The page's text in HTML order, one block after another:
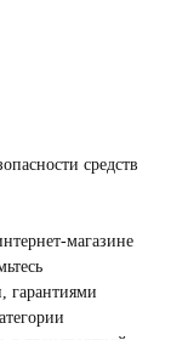
средств
магазине
гарантиями